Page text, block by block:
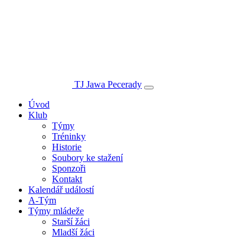
TJ Jawa Pecerady
Úvod
Klub
Týmy
Tréninky
Historie
Soubory ke stažení
Sponzoři
Kontakt
Kalendář událostí
A-Tým
Týmy mládeže
Starší žáci
Mladší žáci